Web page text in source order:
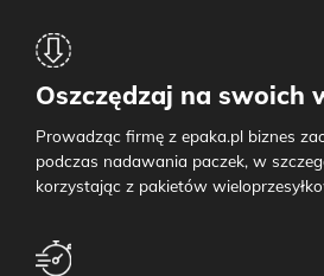
Oszczędzaj na swoich
Prowadząc firmę z epaka.pl biznes
podczas nadawania paczek, w
korzystając z pakietów